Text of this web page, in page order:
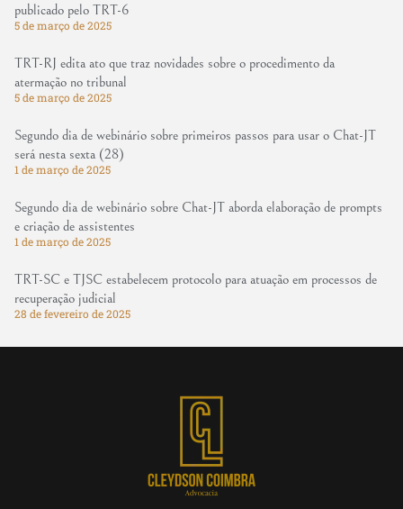
publicado pelo TRT-6
5 de março de 2025
TRT-RJ edita ato que traz novidades sobre o procedimento da
atermação no tribunal
5 de março de 2025
Segundo dia de webinário sobre primeiros passos para usar o Chat-JT
será nesta sexta (28)
1 de março de 2025
Segundo dia de webinário sobre Chat-JT aborda elaboração de prompts
e criação de assistentes
1 de março de 2025
TRT-SC e TJSC estabelecem protocolo para atuação em processos de
recuperação judicial
28 de fevereiro de 2025